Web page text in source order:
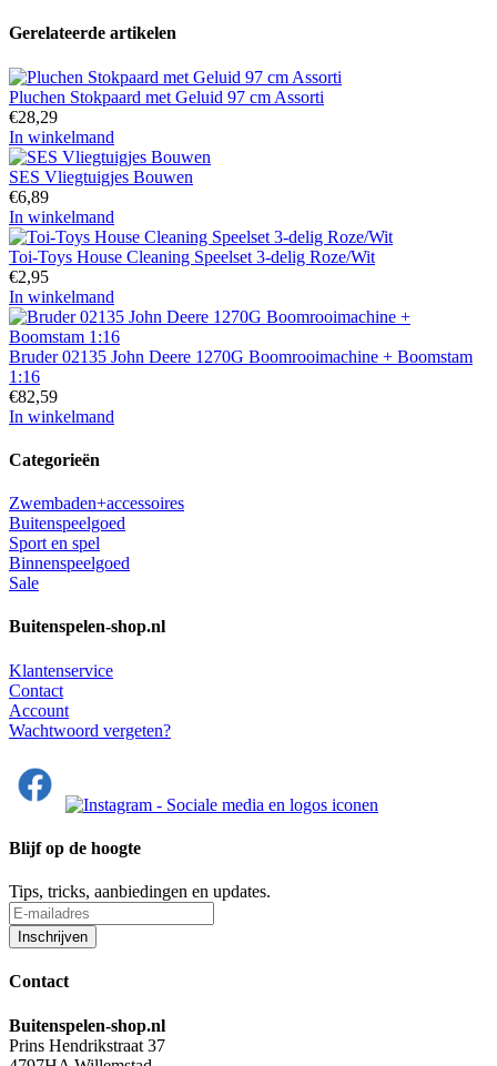
Gerelateerde artikelen
Pluchen Stokpaard met Geluid 97 cm Assorti
€28,29
In winkelmand
SES Vliegtuigjes Bouwen
€6,89
In winkelmand
Toi-Toys House Cleaning Speelset 3-delig Roze/Wit
€2,95
In winkelmand
Bruder 02135 John Deere 1270G Boomrooimachine + Boomstam
1:16
€82,59
In winkelmand
Categorieën
Zwembaden+accessoires
Buitenspeelgoed
Sport en spel
Binnenspeelgoed
Sale
Buitenspelen-shop.nl
Klantenservice
Contact
Account
Wachtwoord vergeten?
Blijf op de hoogte
Tips, tricks, aanbiedingen en updates.
Contact
Buitenspelen-shop.nl
Prins Hendrikstraat 37